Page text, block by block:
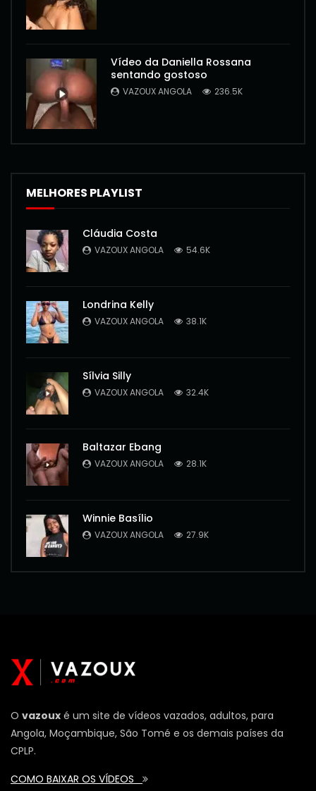
Vídeo da Daniella Rossana
sentando gostoso
VAZOUX ANGOLA 236.5K
MELHORES PLAYLIST
Cláudia Costa
VAZOUX ANGOLA 54.6K
Londrina Kelly
VAZOUX ANGOLA 38.1K
Sílvia Silly
VAZOUX ANGOLA 32.4K
Baltazar Ebang
VAZOUX ANGOLA 28.1K
Winnie Basílio
VAZOUX ANGOLA 27.9K
O vazoux é um site de vídeos vazados, adultos, para
Angola, Moçambique, São Tomé e os demais países da
CPLP.
COMO BAIXAR OS VÍDEOS